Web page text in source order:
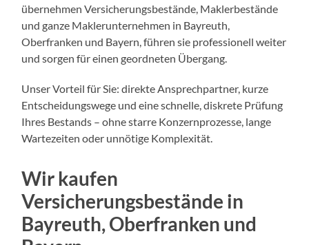
übernehmen Versicherungsbestände, Maklerbestände
und ganze Maklerunternehmen in Bayreuth,
Oberfranken und Bayern, führen sie professionell weiter
und sorgen für einen geordneten Übergang.
Unser Vorteil für Sie: direkte Ansprechpartner, kurze
Entscheidungswege und eine schnelle, diskrete Prüfung
Ihres Bestands – ohne starre Konzernprozesse, lange
Wartezeiten oder unnötige Komplexität.
Wir kaufen
Versicherungsbestände in
Bayreuth, Oberfranken und